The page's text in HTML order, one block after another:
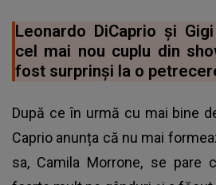
Leonardo DiCaprio și
cel mai nou cuplu din
fost surprinși la o
După ce în urmă cu mai bine
Caprio anunța că nu mai
sa, Camila Morrone, se pare